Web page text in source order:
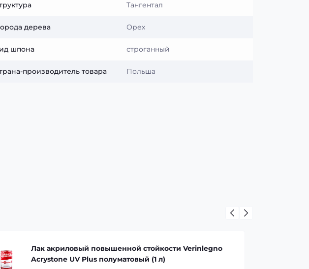
Тангентал
дерева Орех
шпона строганный
производитель товара Польша
Лак акриловый повышенной стойкости Verinlegno
Acrystone UV Plus полуматовый (1 л)